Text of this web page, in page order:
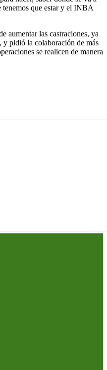
tenemos que estar y el INBA
aumentar las castraciones, ya
y pidió la colaboración de más
se realicen de manera